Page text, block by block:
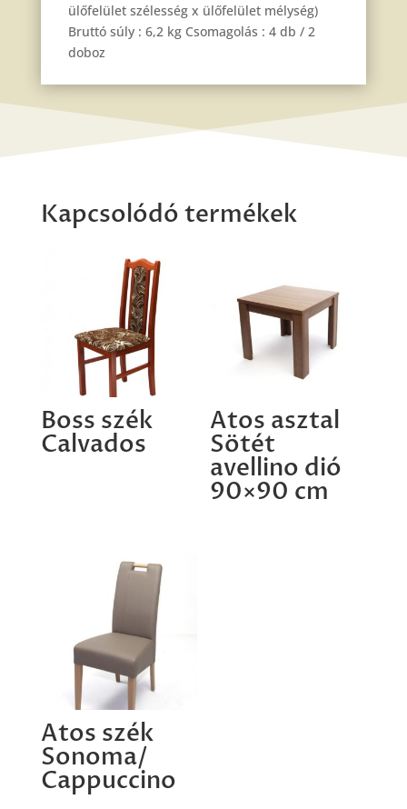
ülőfelület szélesség x ülőfelület mélység)
Bruttó súly : 6,2 kg Csomagolás : 4 db / 2
doboz
Kapcsolódó termékek
Boss szék
Calvados
Atos asztal
Sötét
avellino dió
90×90 cm
Atos szék
Sonoma/
Cappuccino